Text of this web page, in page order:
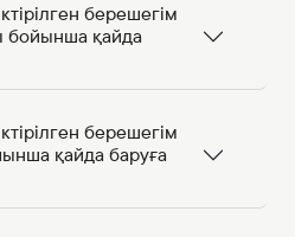
берешегім
бойынша қайда
берешегім
қайда баруға